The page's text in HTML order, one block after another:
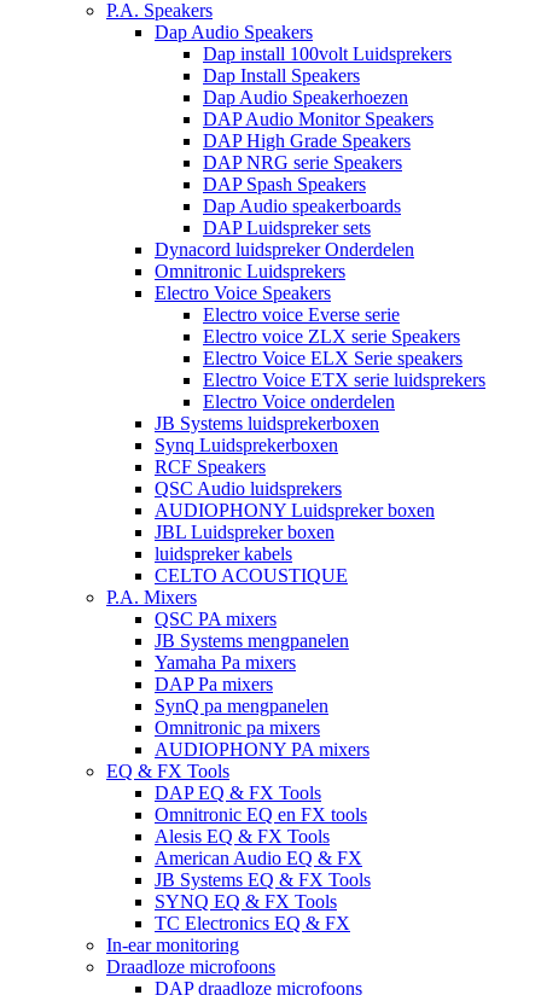
P.A. Speakers
Dap Audio Speakers
Dap install 100volt Luidsprekers
Dap Install Speakers
Dap Audio Speakerhoezen
DAP Audio Monitor Speakers
DAP High Grade Speakers
DAP NRG serie Speakers
DAP Spash Speakers
Dap Audio speakerboards
DAP Luidspreker sets
Dynacord luidspreker Onderdelen
Omnitronic Luidsprekers
Electro Voice Speakers
Electro voice Everse serie
Electro voice ZLX serie Speakers
Electro Voice ELX Serie speakers
Electro Voice ETX serie luidsprekers
Electro Voice onderdelen
JB Systems luidsprekerboxen
Synq Luidsprekerboxen
RCF Speakers
QSC Audio luidsprekers
AUDIOPHONY Luidspreker boxen
JBL Luidspreker boxen
luidspreker kabels
CELTO ACOUSTIQUE
P.A. Mixers
QSC PA mixers
JB Systems mengpanelen
Yamaha Pa mixers
DAP Pa mixers
SynQ pa mengpanelen
Omnitronic pa mixers
AUDIOPHONY PA mixers
EQ & FX Tools
DAP EQ & FX Tools
Omnitronic EQ en FX tools
Alesis EQ & FX Tools
American Audio EQ & FX
JB Systems EQ & FX Tools
SYNQ EQ & FX Tools
TC Electronics EQ & FX
In-ear monitoring
Draadloze microfoons
DAP draadloze microfoons